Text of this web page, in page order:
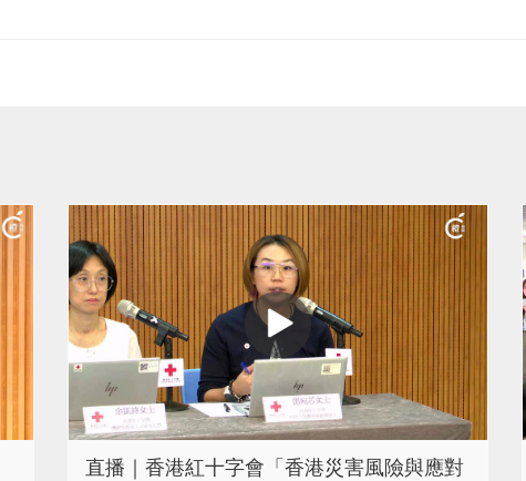
直播｜香港紅十字會「香港災害風險與應對